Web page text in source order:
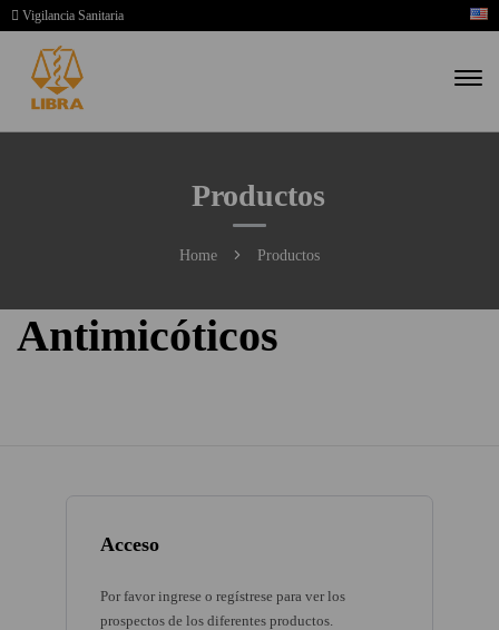
Vigilancia Sanitaria
Productos
Home Productos
Acceso
Por favor ingrese o regístrese para ver los
prospectos de los diferentes productos.
Antimicóticos